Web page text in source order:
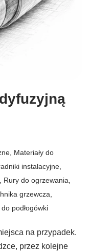
Materiały do
instalacyjne
Rury do ogrzewania
grzewcza
podłogówki
na przypadek.
przez kolejne